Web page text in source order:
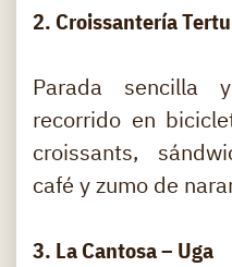
2. Croissantería
Parada sencilla
recorrido en
croissants,
café y zumo de
3. La Cantosa – Uga